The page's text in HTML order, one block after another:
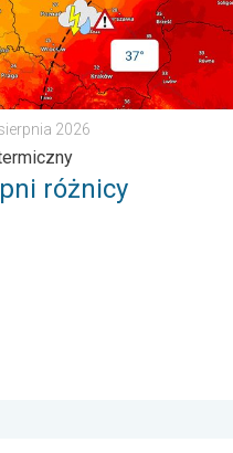
2026
różnicy